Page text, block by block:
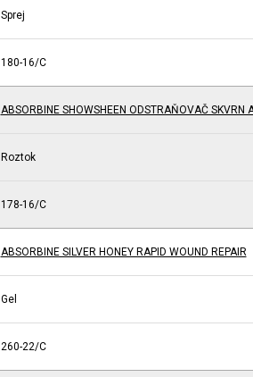
Sprej
180-16/C
ABSORBINE SHOWSHEEN ODSTRAŇOVAČ SKVRN
Roztok
178-16/C
ABSORBINE SILVER HONEY RAPID WOUND REPAIR
Gel
260-22/C